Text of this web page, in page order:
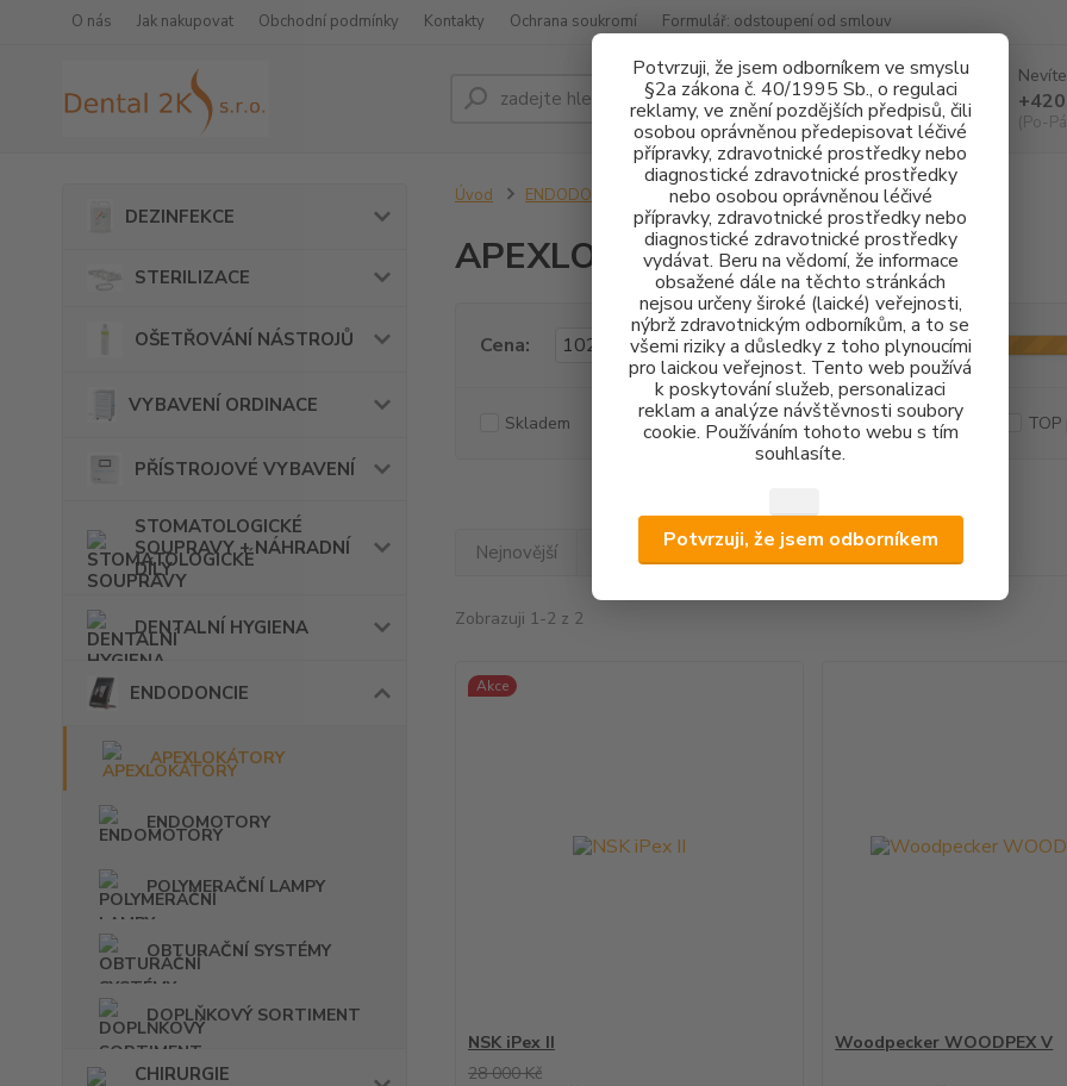
Potvrzuji, že jsem odborníkem ve smyslu
§2a zákona č. 40/1995 Sb., o regulaci
reklamy, ve znění pozdějších předpisů, čili
osobou oprávněnou předepisovat léčivé
přípravky, zdravotnické prostředky nebo
diagnostické zdravotnické prostředky
nebo osobou oprávněnou léčivé
přípravky, zdravotnické prostředky nebo
diagnostické zdravotnické prostředky
vydávat. Beru na vědomí, že informace
obsažené dále na těchto stránkách
nejsou určeny široké (laické) veřejnosti,
nýbrž zdravotnickým odborníkům, a to se
všemi riziky a důsledky z toho plynoucími
pro laickou veřejnost. Tento web používá
k poskytování služeb, personalizaci
reklam a analýze návštěvnosti soubory
cookie. Používáním tohoto webu s tím
souhlasíte.
Potvrzuji, že jsem odborníkem
O nás Jak nakupovat Obchodní podmínky Kontakty Ochrana soukromí Formulář: odstoupení od smlouv
Hledat
(Po-
DEZINFEKCE
STERILIZACE
OŠETŘOVÁNÍ NÁSTROJŮ
VYBAVENÍ ORDINACE
PŘÍSTROJOVÉ VYBAVENÍ
STOMATOLOGICKÉ
SOUPRAVY + NÁHRADNÍ
DÍLY
DENTALNÍ HYGIENA
ENDODONCIE
APEXLOKÁTORY
ENDOMOTORY
POLYMERAČNÍ LAMPY
OBTURAČNÍ SYSTÉMY
DOPLŇKOVÝ SORTIMENT
CHIRURGIE
Úvod ENDODONCIE APEXLOKÁTORY
APEXLOKÁTORY
Cena: Kč Od
Skladem Novinka Akce Doprava ZDARMA
Nejnovější Nejlevnější Nejdražší
Zobrazuji 1-2 z 2
Akce
NSK iPex II
28 000 Kč
Woodpecker WOODPEX V